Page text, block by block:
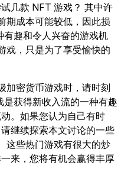
几款 NFT 游戏？ 其中许
期成本可能较低，因此损
趣和令人兴奋的游戏机
戏，只是为了享受愉快的
加密货币游戏时，请时刻
获得新收入流的一种有趣
。如果您认为自己有时
继续探索本文讨论的一些
这些热门游戏有很大的炒
来，您将有机会赢得丰厚